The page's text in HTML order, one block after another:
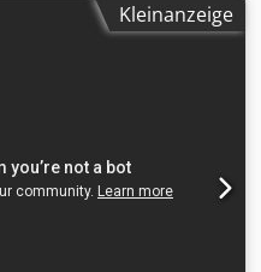
von 45° - manueller
Abmessungen (L/B/H):
ca. 500 kg – unlackiert –
Säge, sehr guter
Kleinanzeige